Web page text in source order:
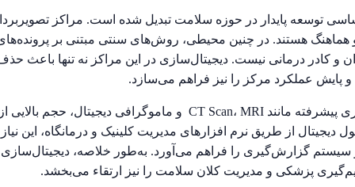
توسعه پایدار در حوزه سلامت تبدیل شده است. مراکز
و هماهنگ هستند. در چنین محیطی، روش‌های سنتی مبتنی بر
و کادر درمانی نیست. دیجیتال‌سازی در این مراکز نه تنها باعث
پایش عملکرد مرکز را نیز فراهم می‌سازد.
پیشرفته مانند MRI ،CT Scan و ماموگرافی دیجیتال، حجم بالایی
از طریق نرم افزارهای مدیریت کلینیک و درمانگاه، این
سیستم گزارش‌گیری را فراهم می‌آورد. به‌طور خلاصه، دیجیتال‌سازی
پزشکی و مدیریت کلان سلامت را نیز ارتقاء می‌بخشد.